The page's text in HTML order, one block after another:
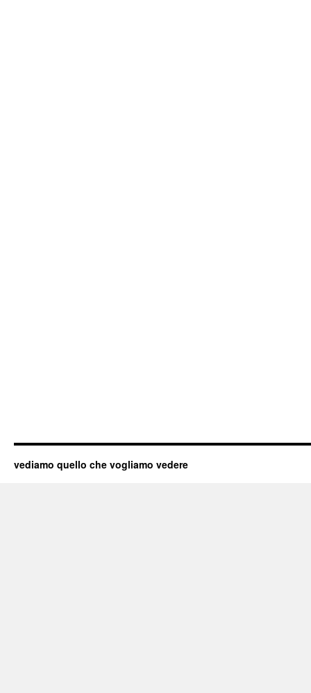
vediamo quello che vogliamo vedere